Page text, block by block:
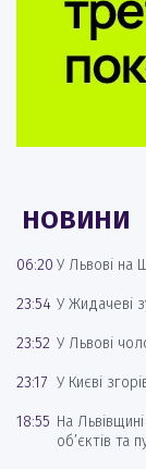
НОВИНИ
06:20 У Львові на
23:54 У Жидачеві
23:52 У Львові
23:17 У Києві
18:55 На
об’єктів та